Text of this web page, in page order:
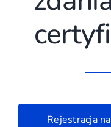
Rejestracja